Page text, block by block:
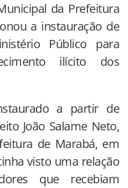
da Prefeitura
a instauração de
Público para
ilícito dos
a partir de
João Salame Neto,
de Marabá, em
visto uma relação
que recebiam